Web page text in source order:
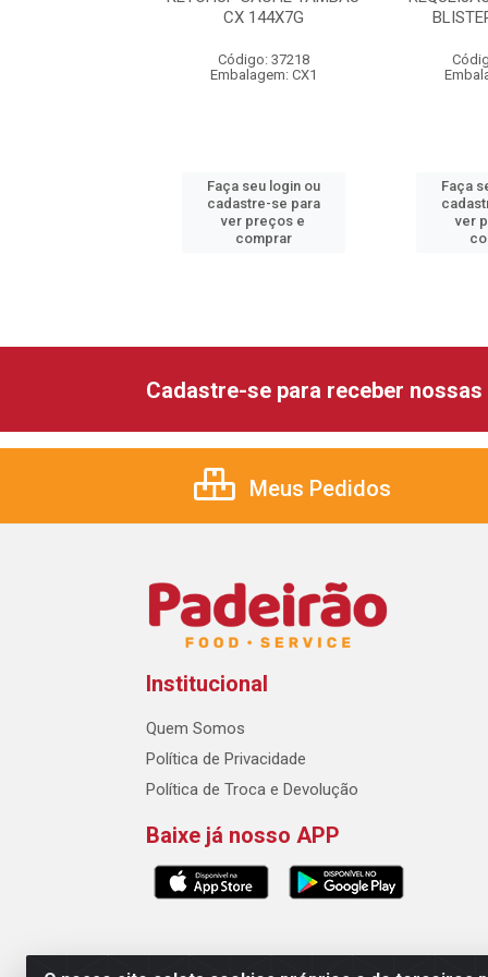
CX 144X7G
Código: 37218
Embalagem: CX1
Faça seu login ou
cadastre-se para
ver preços e
comprar
Faça
ver
Cadastre-se para receber
Meus Pedidos
Institucional
Quem Somos
Política de Privacidade
Política de Troca e Devolução
Baixe já nosso APP